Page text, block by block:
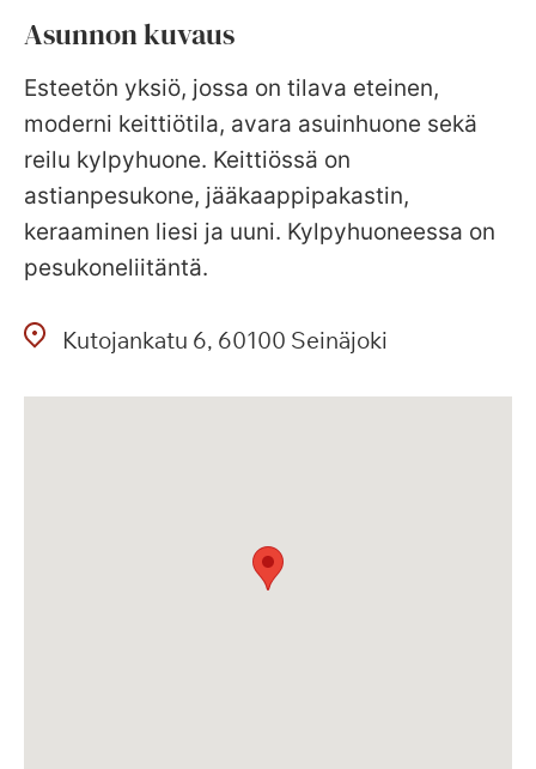
Asunnon kuvaus
Esteetön yksiö, jossa on tilava eteinen,
moderni keittiötila, avara asuinhuone sekä
reilu kylpyhuone. Keittiössä on
astianpesukone, jääkaappipakastin,
keraaminen liesi ja uuni. Kylpyhuoneessa on
pesukoneliitäntä.
Kutojankatu 6 60100 Seinäjoki